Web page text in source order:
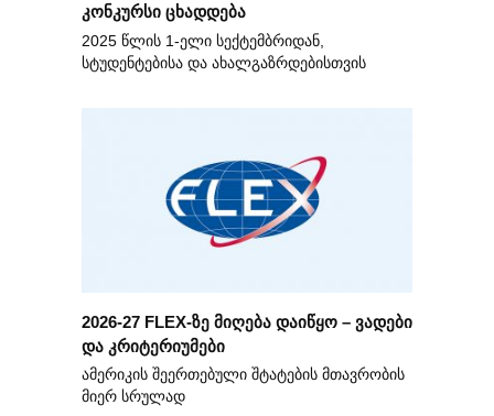
კონკურსი ცხადდება
2025 წლის 1-ელი სექტემბრიდან,
სტუდენტებისა და ახალგაზრდებისთვის
2026-27 FLEX-ზე მიღება დაიწყო – ვადები
და კრიტერიუმები
ამერიკის შეერთებული შტატების მთავრობის
მიერ სრულად